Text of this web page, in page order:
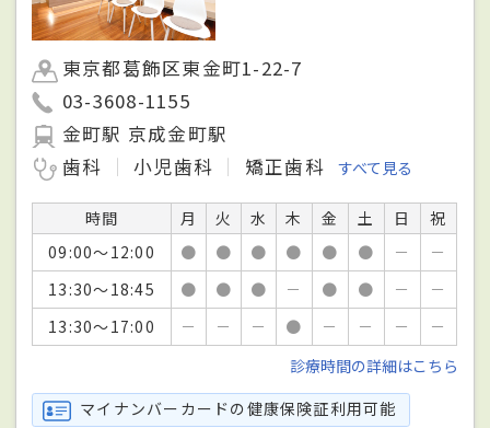
東京都葛飾区東金町1-22-7
03-3608-1155
金町駅 京成金町駅
歯科
小児歯科 矯正歯科 すべて見る
時間 月 火 水 木 金 土 日
祝
09:00～12:00
● ● ● ● ● ● －
－
13:30～18:45
● ● ● － ● ● －
－
13:30～17:00
－ － － ● － － －
－
診療時間の詳細はこちら
マイナンバーカードの健康保険証利用可能